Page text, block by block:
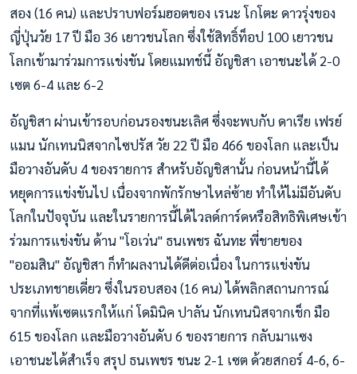
สอง (16 คน) และปราบฟอร์มฮอตของ เรนะ โกโตะ ดาวรุ่งของ
ญี่ปุ่นวัย 17 ปี มือ 36 เยาวชนโลก ซึ่งใช้สิทธิ์ท็อป 100 เยาวชน
โลกเข้ามาร่วมการแข่งขัน โดยแมทช์นี้ อัญชิสา เอาชนะได้ 2-0
เซต 6-4 และ 6-2
อัญชิสา ผ่านเข้ารอบก่อนรองชนะเลิศ ซึ่งจะพบกับ ดาเรีย เฟรย์
แมน นักเทนนิสจากไซปรัส วัย 22 ปี มือ 466 ของโลก และเป็น
มือวางอันดับ 4 ของรายการ สำหรับอัญชิสานั้น ก่อนหน้านี้ได้
หยุดการแข่งขันไป เนื่องจากพักรักษาไหล่ซ้าย ทำให้ไม่มีอันดับ
โลกในปัจจุบัน และในรายการนี้ได้ไวลด์การ์ดหรือสิทธิพิเศษเข้า
ร่วมการแข่งขัน ด้าน "โอเว่น" ธนเพชร ฉันทะ พี่ชายของ
"ออมสิน" อัญชิสา ก็ทำผลงานได้ดีต่อเนื่อง ในการแข่งขัน
ประเภทชายเดี่ยว ซึ่งในรอบสอง (16 คน) ได้พลิกสถานการณ์
จากที่แพ้เซตแรกให้แก่ โดมินิค ปาลัน นักเทนนิสจากเช็ก มือ
615 ของโลก และมือวางอันดับ 6 ของรายการ กลับมาแซง
เอาชนะได้สำเร็จ สรุป ธนเพชร ชนะ 2-1 เซต ด้วยสกอร์ 4-6, 6-